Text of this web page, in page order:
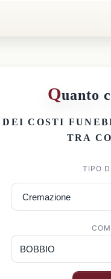
Quanto
DEICOSTI
TRA
TIPO